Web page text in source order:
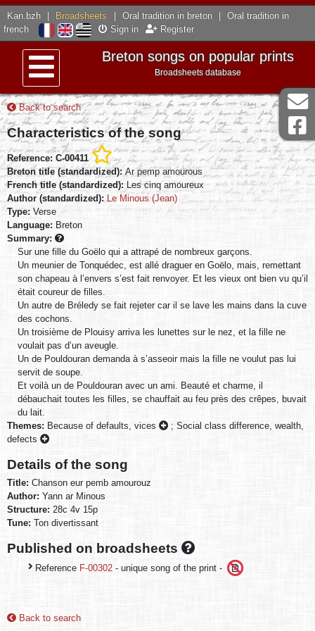
Kan.bzh Broadsheets Oral tradition in breton
Oral tradition in
french
Sign in Register
Menu
Breton songs on popular prints
Broadsheets database
Back to search
Characteristics of the song
Reference: C-00411
Breton title (standardized): Ar pemp amourous
French title (standardized):Les cinq amoureux
Author (standardized): Le Minous (Jean)
Type: Verse
Language: Breton
Summary:
Sur une fille du Goëlo qui a attrapé de nombreux garçons.
Un meunier de Tonquédec, est allé draguer en Goëlo, mais, remettant
son chapeau à l’envers s’est fait renvoyer. Et les vieux ont bien vu qu’il
était coureur de filles.
Un autre de Bréledy se fait rejeter car il se lave les mains dans la cuve
des cochons.
Un troisième de Plouisy arriva les lunettes sur le nez, et la fille ne
voulait pas d’un aveugle.
Un de Pouldouran demanda à s’asseoir mais la fille ne voulut pas lui
servit de soupe.
Et voilà un de Pouldouran avec un ami. Beauté et charme, il
débauchait toutes les filles, se chauffait au feu près des crêpes, buvait
du lait.
Themes: Because of defaults, vices ; Social class difference, wealth,
defects
Details of the song
Title: Chanson eur pemb amourouz
Author: Yann ar Minous
Structure: 28c 4v 15p
Tune: Ton divertissant
Published on broadsheets
Reference F-00302 - unique song of the print -
Back to search